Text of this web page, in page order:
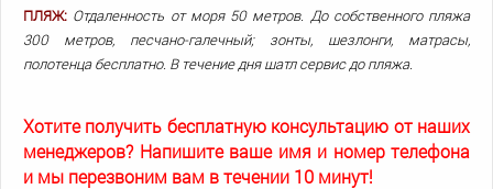
ПЛЯЖ: Отдаленность от моря 50 метров. До собственного пляжа
300 метров, песчано-галечный; зонты, шезлонги, матрасы,
полотенца бесплатно. В течение дня шатл сервис до пляжа.
Хотите получить бесплатную консультацию от наших
менеджеров? Напишите ваше имя и номер телефона
и мы перезвоним вам в течении 10 минут!